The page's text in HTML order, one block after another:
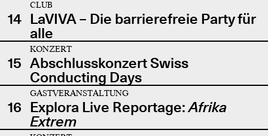
14
CLUB
LaVIVA – Die barrierefreie Party für
alle
15
KONZERT
Abschlusskonzert Swiss
Conducting Days
16
GASTVERANSTALTUNG
Explora Live Reportage:Afrika
Extrem